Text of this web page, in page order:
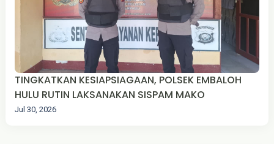
TINGKATKAN KESIAPSIAGAAN, POLSEK EMBALOH
HULU RUTIN LAKSANAKAN SISPAM MAKO
Jul 30, 2026